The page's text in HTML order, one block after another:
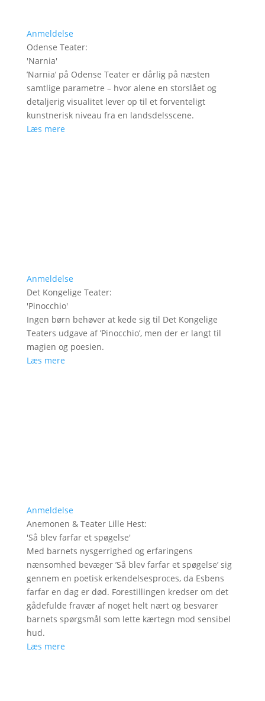
Anmeldelse
Odense Teater:
'Narnia'
’Narnia’ på Odense Teater er dårlig på næsten
samtlige parametre – hvor alene en storslået og
detaljerig visualitet lever op til et forventeligt
kunstnerisk niveau fra en landsdelsscene.
Læs mere
Anmeldelse
Det Kongelige Teater:
'Pinocchio'
Ingen børn behøver at kede sig til Det Kongelige
Teaters udgave af ’Pinocchio’, men der er langt til
magien og poesien.
Læs mere
Anmeldelse
Anemonen & Teater Lille Hest:
'Så blev farfar et spøgelse'
Med barnets nysgerrighed og erfaringens
nænsomhed bevæger ’Så blev farfar et spøgelse’ sig
gennem en poetisk erkendelsesproces, da Esbens
farfar en dag er død. Forestillingen kredser om det
gådefulde fravær af noget helt nært og besvarer
barnets spørgsmål som lette kærtegn mod sensibel
hud.
Læs mere